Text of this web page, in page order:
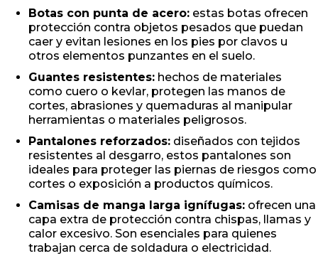
Botas con punta de acero: estas botas ofrecen
protección contra objetos pesados que puedan
caer y evitan lesiones en los pies por clavos u
otros elementos punzantes en el suelo.
Guantes resistentes: hechos de materiales
como cuero o kevlar, protegen las manos de
cortes, abrasiones y quemaduras al manipular
herramientas o materiales peligrosos.
Pantalones reforzados: diseñados con tejidos
resistentes al desgarro, estos pantalones son
ideales para proteger las piernas de riesgos como
cortes o exposición a productos químicos.
Camisas de manga larga ignífugas: ofrecen una
capa extra de protección contra chispas, llamas y
calor excesivo. Son esenciales para quienes
trabajan cerca de soldadura o electricidad.